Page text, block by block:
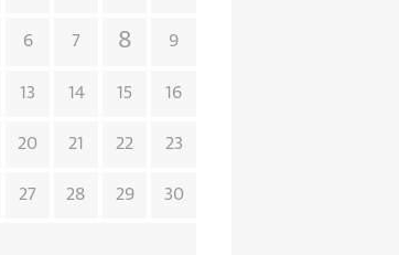
6 7 8 9
13 14 15 16
20 21 22 23
27 28 29 30